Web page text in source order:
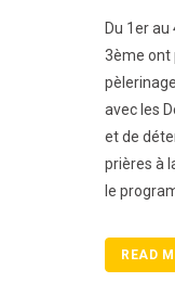
Du 1er
3ème ont
avec les
et de
prières à
le
READ